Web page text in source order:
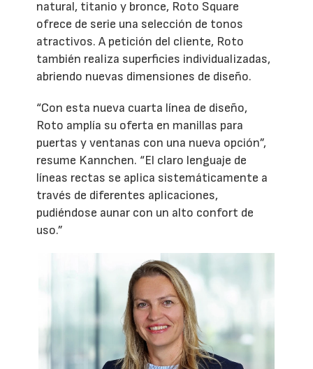
natural, titanio y bronce, Roto Square
ofrece de serie una selección de tonos
atractivos. A petición del cliente, Roto
también realiza superficies individualizadas,
abriendo nuevas dimensiones de diseño.
“Con esta nueva cuarta línea de diseño,
Roto amplía su oferta en manillas para
puertas y ventanas con una nueva opción”,
resume Kannchen. “El claro lenguaje de
líneas rectas se aplica sistemáticamente a
través de diferentes aplicaciones,
pudiéndose aunar con un alto confort de
uso.”